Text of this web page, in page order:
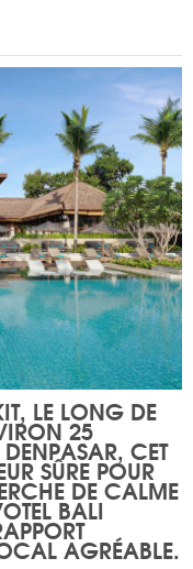
LE LONG DE
25
CET
SÛRE POUR
DE CALME
BALI
AGRÉABLE.